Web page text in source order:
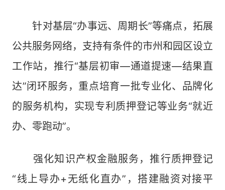
针对基层“办事远、周期长”等痛点，拓展
公共服务网络，支持有条件的市州和园区设立
工作站，推行“基层初审—通道提速—结果直
达”闭环服务，重点培育一批专业化、品牌化
的服务机构，实现专利质押登记等业务“就近
办、零跑动”。
强化知识产权金融服务，推行质押登记
“线上导办+无纸化直办”，搭建融资对接平